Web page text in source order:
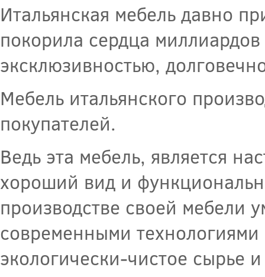
Итальянская мебель давно
покорила сердца
эксклюзивностью,
Мебель итальянского
покупателей.
Ведь эта мебель, является
хороший вид и
производстве своей мебели
современными технологиями
экологически-чистое сырье